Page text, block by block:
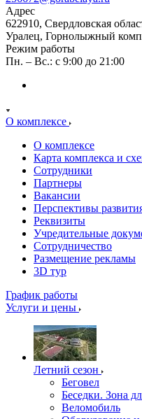
Адрес
622910, Свердловская
Уралец, Горнолыжный
Режим работы
Пн. – Вс.: с 9:00 до 21:00
О комплексе
О комплексе
Карта комплекса и
Сотрудники
Партнеры
Вакансии
Перспективы
Реквизиты
Учредительные
Сотрудничество
Размещение рекламы
3D тур
График работы
Услуги и цены
Летний сезон
Беговел
Беседки. Зона
Веломобиль